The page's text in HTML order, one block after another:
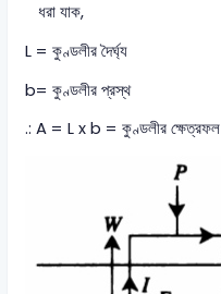
ধরা যাক,
L = কুণ্ডলীর দৈর্ঘ্য
b= কুণ্ডলীর প্রস্থ
.: A = L x b = কুণ্ডলীর ক্ষেত্রফল